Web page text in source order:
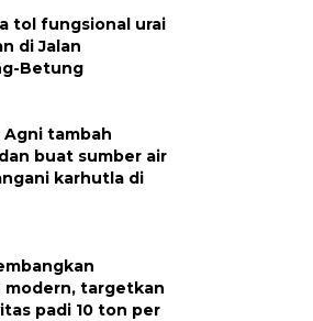
tol fungsional urai
di Jalan
Betung
Agni tambah
buat sumber air
karhutla di
modern, targetkan
padi 10 ton per